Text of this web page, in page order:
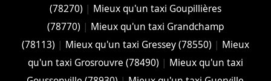
(78270) | Mieux qu'un taxi Goupillières
(78770) | Mieux qu'un taxi Grandchamp
(78113) | Mieux qu'un taxi Gressey (78550) | Mieux
qu'un taxi Grosrouvre (78490) | Mieux qu'un taxi